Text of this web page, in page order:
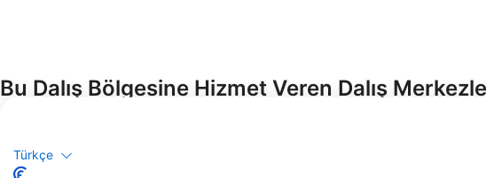
Bu Dalış Bölgesine Hizmet Veren Dalış
Türkçe